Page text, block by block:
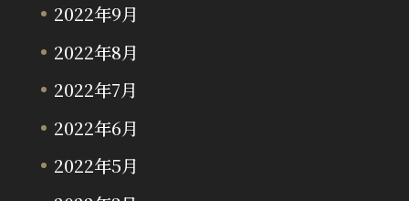
2022年9月
2022年8月
2022年7月
2022年6月
2022年5月